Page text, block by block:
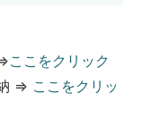
ここをクリック
⇒ ここをクリッ